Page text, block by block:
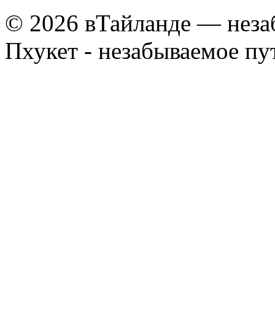
© 2026 вТайланде —
Пхукет - незабываемое